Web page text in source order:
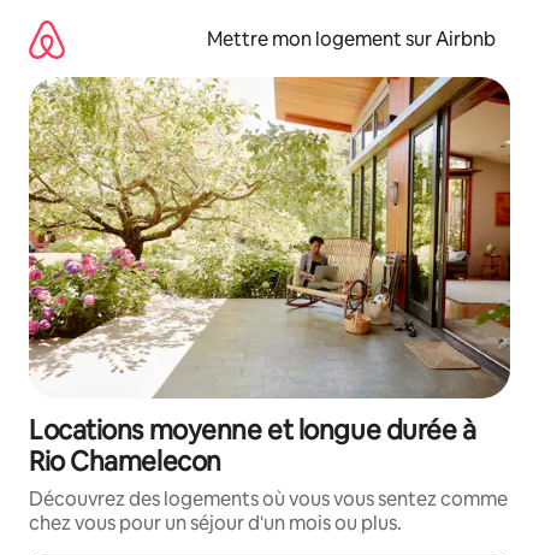
directement
contenu
Mettre mon logement sur Airbnb
Locations moyenne et longue durée à
Rio Chamelecon
Découvrez des logements où vous vous sentez comme
chez vous pour un séjour d'un mois ou plus.